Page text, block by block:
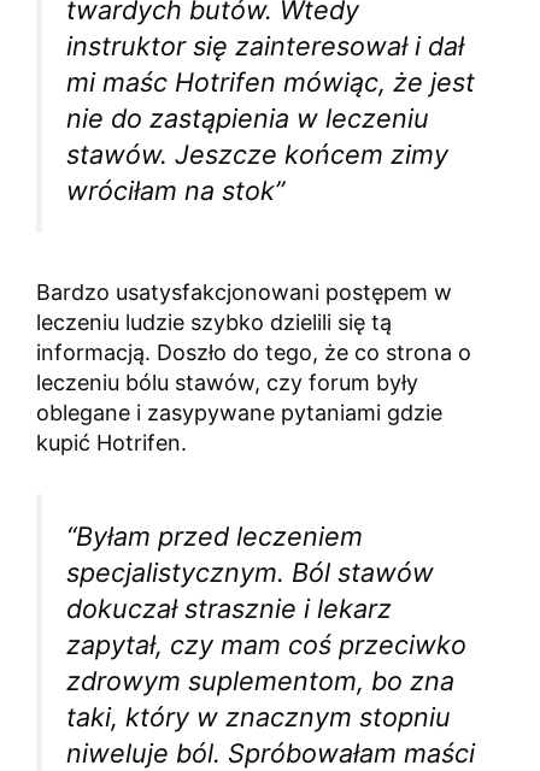
twardych butów. Wtedy
instruktor się zainteresował i dał
mi maśc Hotrifen mówiąc, że jest
nie do zastąpienia w leczeniu
stawów. Jeszcze końcem zimy
wróciłam na stok”
Bardzo usatysfakcjonowani postępem w
leczeniu ludzie szybko dzielili się tą
informacją. Doszło do tego, że co strona o
leczeniu bólu stawów, czy forum były
oblegane i zasypywane pytaniami gdzie
kupić Hotrifen.
“Byłam przed leczeniem
specjalistycznym. Ból stawów
dokuczał strasznie i lekarz
zapytał, czy mam coś przeciwko
zdrowym suplementom, bo zna
taki, który w znacznym stopniu
niweluje ból. Spróbowałam maści